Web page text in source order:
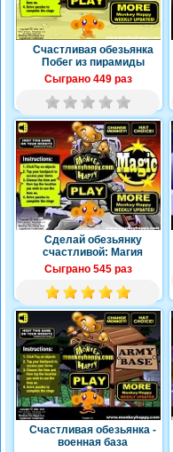
Счастливая обезьянка
Побег из пирамиды
Сыграно 449 раз
Сделай обезьянку
счастливой: Магия
Сыграно 545 раз
Счастливая обезьянка -
военная база